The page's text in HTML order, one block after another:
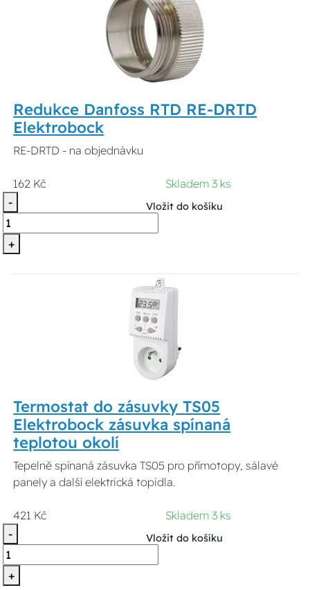
Redukce Danfoss RTD RE-DRTD
Elektrobock
RE-DRTD - na objednávku
162 Kč
Skladem 3 ks
-
+
Vložit do košíku
Termostat do zásuvky TS05
Elektrobock zásuvka spínaná
teplotou okolí
Tepelně spínaná zásuvka TS05 pro přímotopy, sálavé
panely a další elektrická topidla.
421 Kč
Skladem 3 ks
-
+
Vložit do košíku